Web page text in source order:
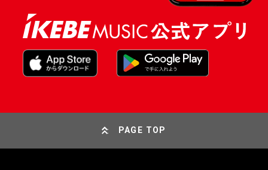
PAGE TOP